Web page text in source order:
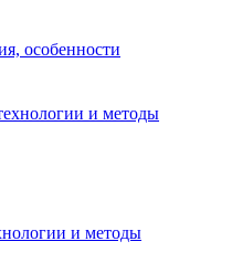
особенности
и методы